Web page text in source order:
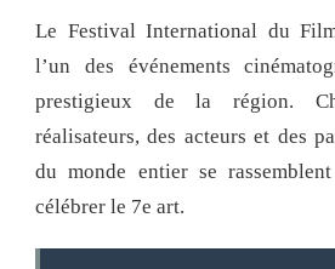
Le Festival International du
l’un des événements
prestigieux de la région.
réalisateurs, des acteurs et des
du monde entier se
célébrer le 7e art.